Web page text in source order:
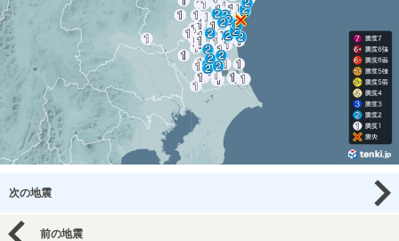
次の地震
前の地震